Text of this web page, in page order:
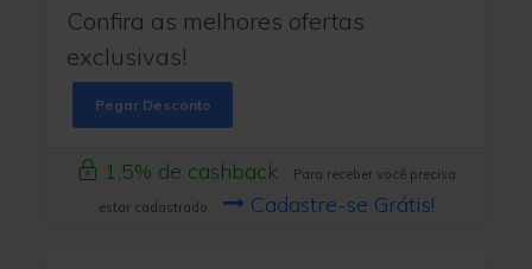
Confira as melhores ofertas
exclusivas!
Pegar Desconto
1,5% de cashback
Para receber você precisa
estar cadastrado
Cadastre-se Grátis!